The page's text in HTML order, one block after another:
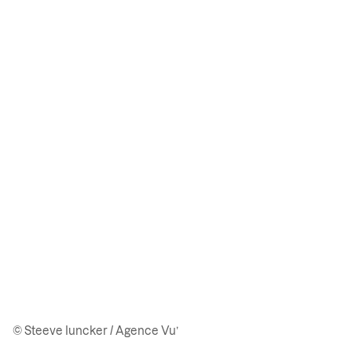
© Steeve Iuncker / Agence Vu’